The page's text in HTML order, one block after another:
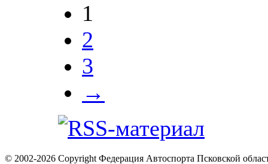
1
2
3
→
© 2002-2026 Copyright Федерация Автоспорта Псковской